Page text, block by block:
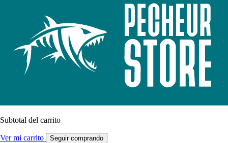
Subtotal del carrito
Ver mi carrito Seguir comprando